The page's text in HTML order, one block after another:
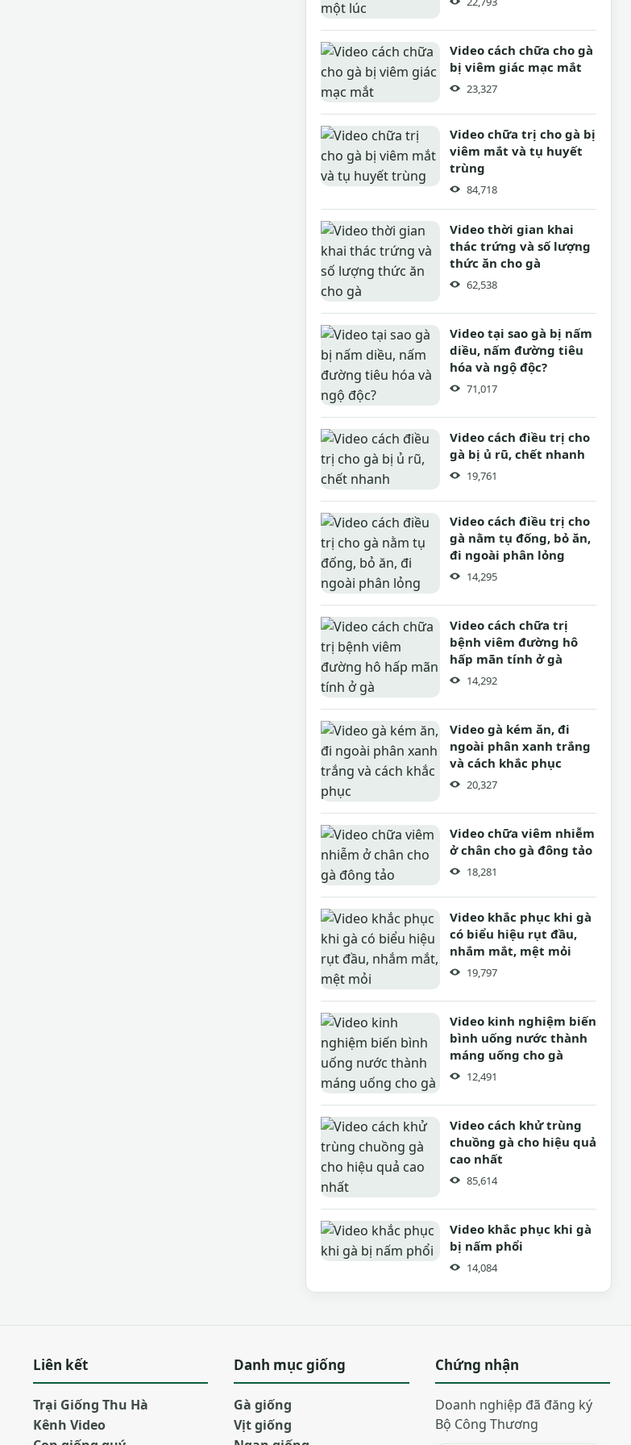
Video cách chữa cho gà
bị viêm giác mạc mắt
23,327
Video chữa trị cho gà bị
viêm mắt và tụ huyết
trùng
84,718
Video thời gian khai
thác trứng và số lượng
thức ăn cho gà
62,538
Video tại sao gà bị nấm
diều, nấm đường tiêu
hóa và ngộ độc?
71,017
Video cách điều trị cho
gà bị ủ rũ, chết nhanh
19,761
Video cách điều trị cho
gà nằm tụ đống, bỏ ăn,
đi ngoài phân lỏng
14,295
Video cách chữa trị
bệnh viêm đường hô
hấp mãn tính ở gà
14,292
Video gà kém ăn, đi
ngoài phân xanh trắng
và cách khắc phục
20,327
Video chữa viêm nhiễm
ở chân cho gà đông tảo
18,281
Video khắc phục khi gà
có biểu hiệu rụt đầu,
nhắm mắt, mệt mỏi
19,797
Video kinh nghiệm biến
bình uống nước thành
máng uống cho gà
12,491
Video cách khử trùng
chuồng gà cho hiệu quả
cao nhất
85,614
Video khắc phục khi gà
bị nấm phổi
14,084
Liên kết
Trại Giống Thu Hà
Kênh Video
Danh mục giống
Gà giống
Vịt giống
Chứng nhận
Doanh nghiệp đã đăng ký
Bộ Công Thương